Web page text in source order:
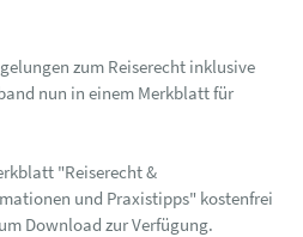
zum Reiserecht inklusive
nun in einem Merkblatt für
"Reiserecht &
und Praxistipps" kostenfrei
Download zur Verfügung.